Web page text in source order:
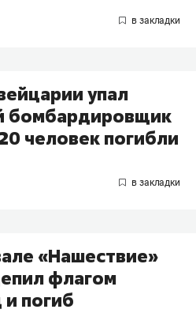
упал
бомбардировщик
человек погибли
«Нашествие»
флагом
погиб